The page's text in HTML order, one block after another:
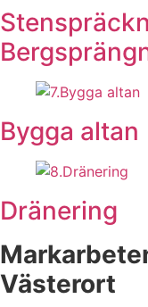
Bygga altan
Dränering
Västerort